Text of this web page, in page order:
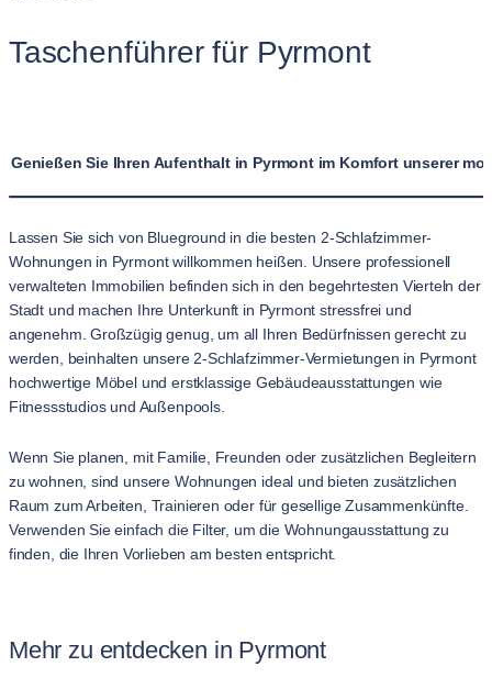
Taschenführer für Pyrmont
Genießen Sie Ihren Aufenthalt in Pyrmont im Komfort unserer
Lassen Sie sich von Blueground in die besten 2-Schlafzimmer-
Wohnungen in Pyrmont willkommen heißen. Unsere professionell
verwalteten Immobilien befinden sich in den begehrtesten Vierteln der
Stadt und machen Ihre Unterkunft in Pyrmont stressfrei und
angenehm. Großzügig genug, um all Ihren Bedürfnissen gerecht zu
werden, beinhalten unsere 2-Schlafzimmer-Vermietungen in Pyrmont
hochwertige Möbel und erstklassige Gebäudeausstattungen wie
Fitnessstudios und Außenpools.
Wenn Sie planen, mit Familie, Freunden oder zusätzlichen Begleitern
zu wohnen, sind unsere Wohnungen ideal und bieten zusätzlichen
Raum zum Arbeiten, Trainieren oder für gesellige Zusammenkünfte.
Verwenden Sie einfach die Filter, um die Wohnungausstattung zu
finden, die Ihren Vorlieben am besten entspricht.
Mehr zu entdecken in Pyrmont